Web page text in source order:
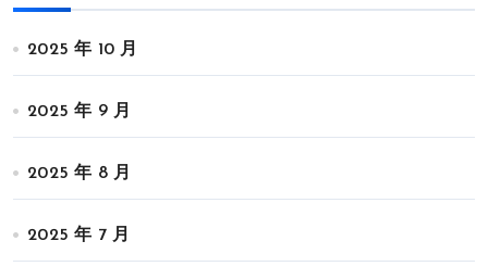
2025 年 10 月
2025 年 9 月
2025 年 8 月
2025 年 7 月